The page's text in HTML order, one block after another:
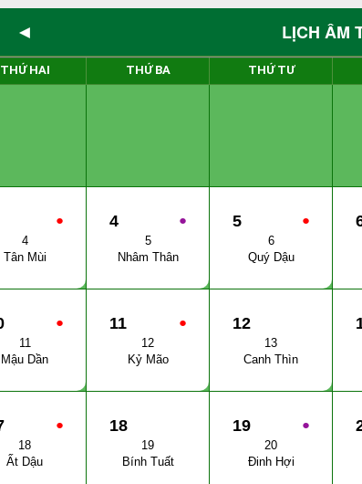
◄ LỊCH ÂM
THỨ HAI THỨ BA THỨ TƯ
●
4
Tân Mùi
●
4
5
Nhâm Thân
●
5
6
Quý Dậu
●
11
Mậu Dần
●
11
12
Kỷ Mão
12
13
Canh Thìn
●
18
Ất Dậu
18
19
Bính Tuất
●
19
20
Đinh Hợi